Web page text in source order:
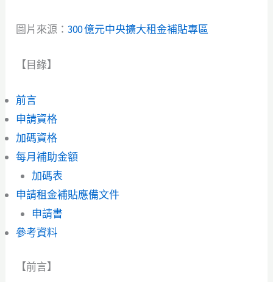
圖片來源：300 億元中央擴大租金補貼專區
【目錄】
前言
申請資格
加碼資格
每月補助金額
加碼表
申請租金補貼應備文件
申請書
參考資料
【前言】